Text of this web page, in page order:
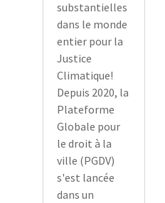
substantielles
dans le monde
entier pour la
Justice
Climatique!
Depuis 2020, la
Plateforme
Globale pour
le droit à la
ville (PGDV)
s'est lancée
dans un